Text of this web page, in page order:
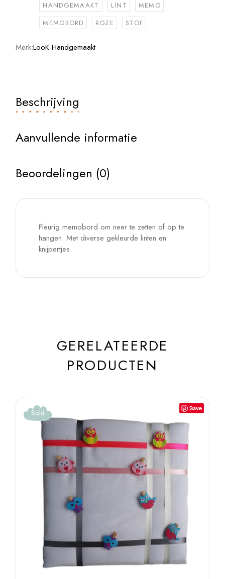
HANDGEMAAKT
LINT
MEMO
MEMOBORD
ROZE STOF
Merk:LooK Handgemaakt
Beschrijving
Aanvullende informatie
Beoordelingen (0)
Fleurig memobord om neer te zetten of op te
hangen. Met diverse gekleurde linten en
knijpertjes.
GERELATEERDE
PRODUCTEN
Save
Sold